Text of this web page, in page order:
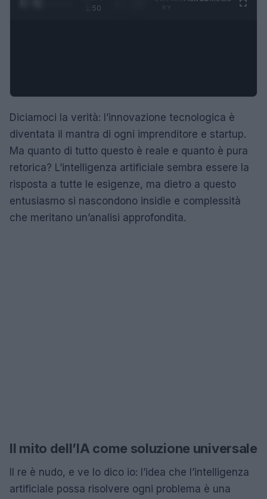
1:50
Diciamoci la verità: l’innovazione tecnologica è
diventata il mantra di ogni imprenditore e startup.
Ma quanto di tutto questo è reale e quanto è pura
retorica? L’intelligenza artificiale sembra essere la
risposta a tutte le esigenze, ma dietro a questo
entusiasmo si nascondono insidie e complessità
che meritano un’analisi approfondita.
Il mito dell’IA come soluzione universale
Il re è nudo, e ve lo dico io: l’idea che l’intelligenza
artificiale possa risolvere ogni problema è una